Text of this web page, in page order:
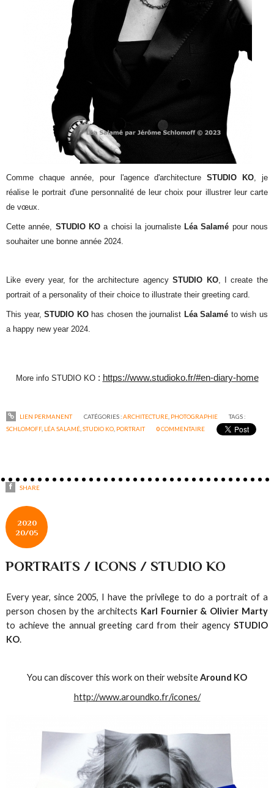
Comme chaque année, pour l'agence d'architectureSTUDIO KO , je
réalise le portrait d'une personnalité de leur choix pour illustrer leur carte
de vœux.
Cette année, STUDIO KO a choisi la journalisteLéa Salamé pour nous
souhaiter une bonne année 2024.
Like every year, for the architecture agencySTUDIO KO, I create the
portrait of apersonality of their choice toillustrate their greeting card.
This year,STUDIO KOhas chosen the journalist Léa Salamé to wish us
a happy new year 2024.
More info STUDIO KO: https://www.studioko.fr/#en-diary-home
LIEN PERMANENT CATÉGORIES :ARCHITECTURE, PHOTOGRAPHIE
TAGS :
SCHLOMOFF, LÉA SALAMÉ ,STUDIO KO PORTRAIT 0COMMENTAIRE
SHARE
2020
20/05
PORTRAITS / ICONS / STUDIO KO
Every year, since 2005, I have the privilege to do a portrait of a
person chosen by the architects Karl Fournier & Olivier Marty
to achieve the annual greeting card from their agency STUDIO
KO.
You can discover this work on their websiteAround KO
http://www.aroundko.fr/icones/